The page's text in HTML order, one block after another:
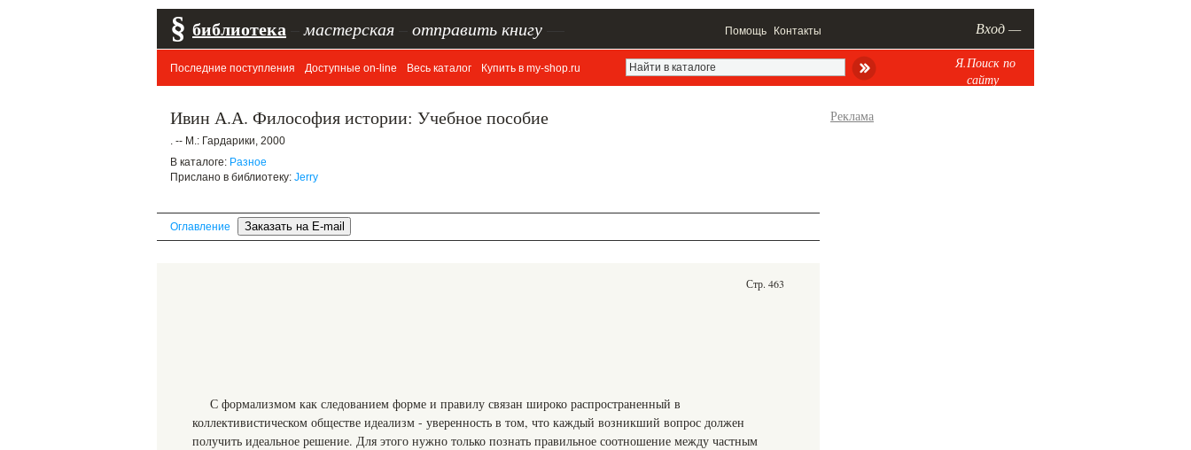
§ библиотека мастерская отправить книгу Помощь Контакты Вход —
Последние поступления Доступные on-line Весь каталог Купить в my-shop.ru
Я.Поиск по
сайту
Ивин А.А. Философия истории: Учебное пособие
. -- М.: Гардарики, 2000
В каталоге: Разное
Прислано в библиотеку: Jerry
Оглавление
Стр. 463
С формализмом как следованием форме и правилу связан широко распространенный в
коллективистическом обществе идеализм - уверенность в том, что каждый возникший вопрос должен
получить идеальное решение. Для этого нужно только познать правильное соотношение между частным
Реклама